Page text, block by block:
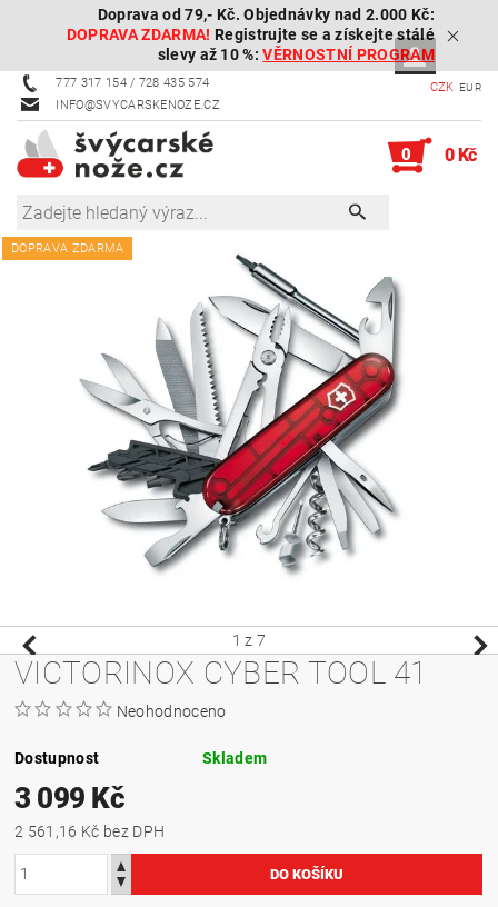
Doprava od 79,- Kč. Objednávky nad 2.000 Kč:
DOPRAVA ZDARMA! Registrujte se a získejte stálé
slevy až 10 %:VĚRNOSTNÍ PROGRAM
777 317 154 / 728 435 574
INFO@SVYCARSKENOZE.CZ
CZK EUR
0 0 Kč
DOPRAVA ZDARMA
1 z 7
VICTORINOX CYBER TOOL 41
Neohodnoceno
Dostupnost Skladem
3 099 Kč
2 561,16 Kč bez DPH